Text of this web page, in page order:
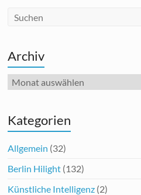
Archiv
Archiv
Kategorien
Allgemein (32)
Berlin Hilight (132)
Künstliche Intelligenz (2)